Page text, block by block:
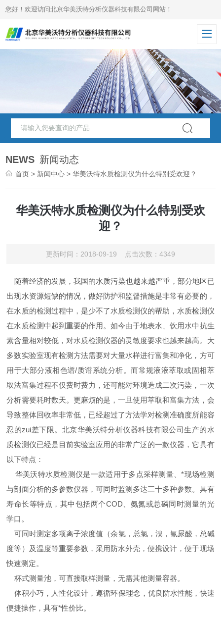
您好！欢迎访问北京华美沃特分析仪器科技有限公司网站！
NEWS 新闻动态
首页 > 新闻中心 > 华美沃特水质检测仪为什么特别受欢迎？
华美沃特水质检测仪为什么特别受欢
迎？
更新时间：2018-09-19 点击次数：4349
随着经济的发展，我国的水质污染也越来越严重，部分地区已
出现水资源短缺的情况，做好防护和监督措施是非常有必要的，
在水质的检测过程中，是少不了水质检测仪的帮助，水质检测仪
在水质检测中起到重要的作用。如今由于地表水、饮用水中抗生
素含量相对较低，对水质检测仪器的灵敏度要求也越来越高。大
多数实验室现有检测方法需要对大量水样进行富集和净化，方可
用于大部分液相色谱/质谱系统分析。而常规液液萃取或固相萃
取法富集过程不仅费时费力，还可能对环境造成二次污染，一次
分析需要耗时数天。更麻烦的是，一旦使用萃取和富集方法，会
导致整体回收率非常低，已经超过了方法学对检测准确度所能容
忍的zui差下限。北京华美沃特分析仪器科技有限公司生产的水
质检测仪已经是目前实验室应用的非常广泛的一款仪器，它具有
以下特点：
华美沃特水质检测仪是一款适用于多点采样测量、*现场检测
与剖面分析的多参数仪器，可同时监测多达三十多种参数。具有
寿命长等特点，其中包括两个COD、氨氮或总磷同时测量的光
学口。
可同时测定多项离子浓度值（余氯，总氯，溴，氰尿酸，总碱
度等）及温度等重要参数，采用防水外壳，便携设计，便于现场
快速测定。
杯式测量池，可直接取样测量，无需其他测量容器。
体积小巧，人性化设计，遵循环保理念，优良防水性能，快速
便捷操作，具有*性价比。